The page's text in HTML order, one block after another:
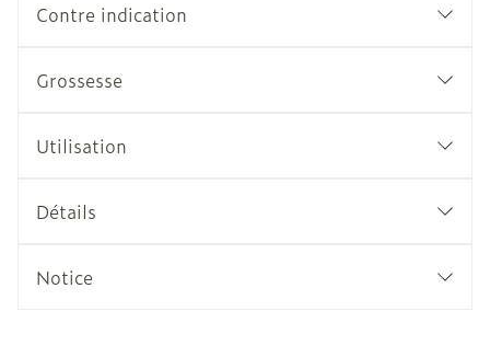
Contre indication
Grossesse
Utilisation
Détails
Notice